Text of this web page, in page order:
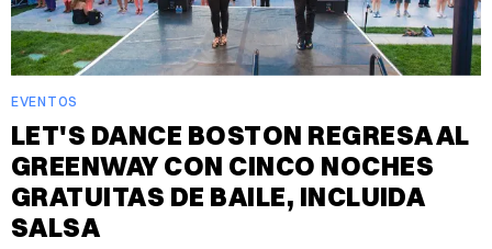
EVENTOS
LET'S DANCE BOSTON REGRESA AL
GREENWAY CON CINCO NOCHES
GRATUITAS DE BAILE, INCLUIDA
SALSA